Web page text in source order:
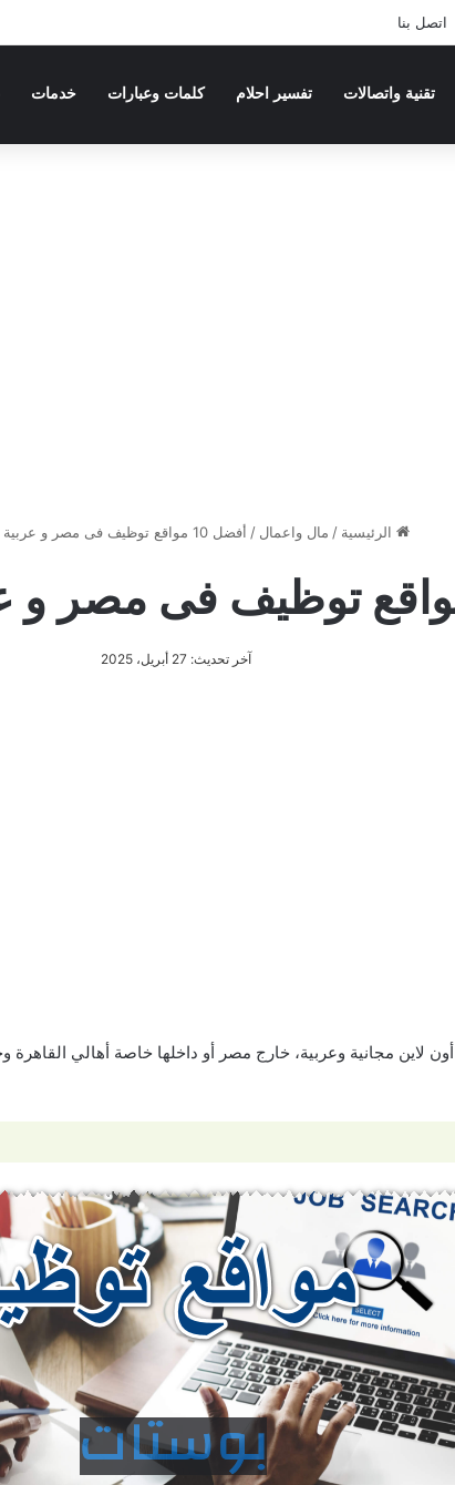
اتصل بنا
تقنية واتصالات تفسير احلام كلمات وعبارات خدمات
الرئيسية / مال واعمال / أفضل 10 مواقع توظيف فى مصر و عربية مجانا 2026
آخر تحديث: 27 أبريل، 2025
أون لاين مجانية وعربية، خارج مصر أو داخلها خاصة أهالي